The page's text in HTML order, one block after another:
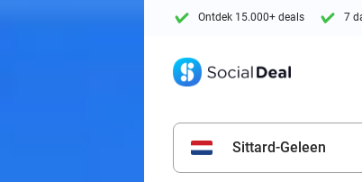
Ontdek 15.000+ deals 7
Sittard-Geleen